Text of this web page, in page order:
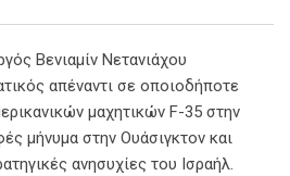
Βενιαμίν Νετανιάχου
απέναντι σε οποιοδήποτε
μαχητικών F-35 στην
μήνυμα στην Ουάσιγκτον και
ανησυχίες του Ισραήλ.